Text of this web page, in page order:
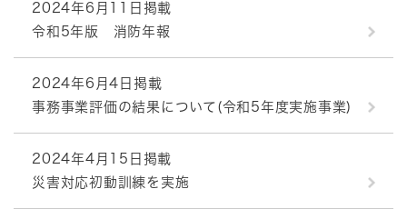
2024年6月11日掲載
令和5年版 消防年報
2024年6月4日掲載
事務事業評価の結果について(令和5年度実施事業)
2024年4月15日掲載
災害対応初動訓練を実施